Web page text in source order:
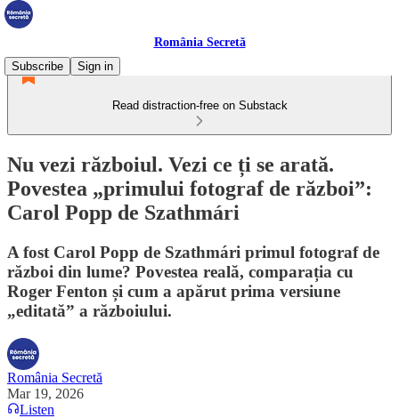
România Secretă
Subscribe
Sign in
Read distraction-free on Substack
Nu vezi războiul. Vezi ce ți se arată.
Povestea „primului fotograf de război”:
Carol Popp de Szathmári
A fost Carol Popp de Szathmári primul fotograf de
război din lume? Povestea reală, comparația cu
Roger Fenton și cum a apărut prima versiune
„editată” a războiului.
România Secretă
Mar 19, 2026
Listen